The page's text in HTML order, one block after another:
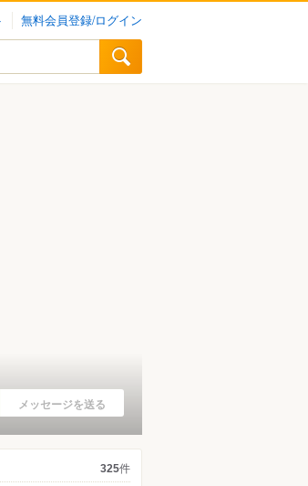
無料会員登録/ログイン
メッセージを送る
325件